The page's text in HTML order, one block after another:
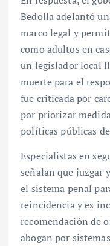
Bedolla adelantó
marco legal y
como adultos en
un legislador local
muerte para el
fue criticada por
por priorizar
políticas públicas
Especialistas en
señalan que juzgar
el sistema penal
reincidencia y es
recomendación de
abogan por